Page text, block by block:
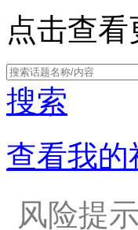
点击查
搜索
查看我的
风险提